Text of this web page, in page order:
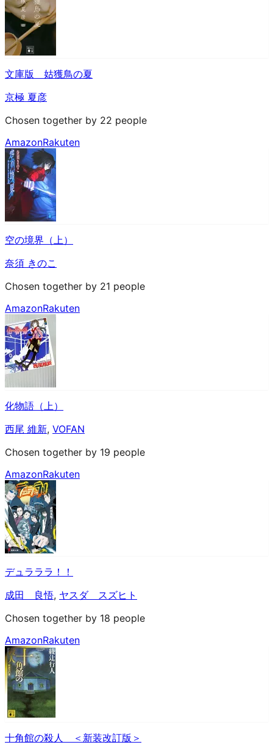
文庫版 姑獲鳥の夏
京極 夏彦
Chosen together by 22 people
AmazonRakuten
空の境界（上）
奈須 きのこ
Chosen together by 21 people
AmazonRakuten
化物語（上）
西尾 維新, VOFAN
Chosen together by 19 people
AmazonRakuten
デュラララ！！
成田 良悟, ヤスダ スズヒト
Chosen together by 18 people
AmazonRakuten
十角館の殺人 ＜新装改訂版＞